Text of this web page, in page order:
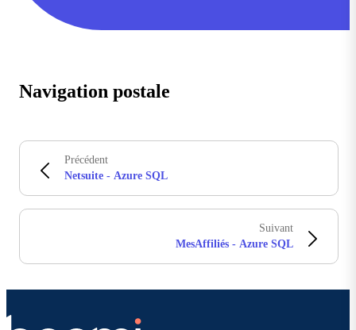
Navigation postale
Précédent
Netsuite - Azure SQL
Suivant
MesAffiliés - Azure SQL